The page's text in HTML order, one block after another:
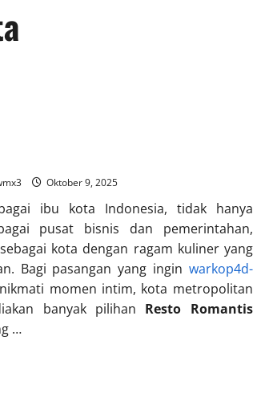
Oktober 9, 2025
ibu kota Indonesia, tidak hanya
pusat bisnis dan pemerintahan,
kota dengan ragam kuliner yang
Bagi pasangan yang ingin warkop4d-
momen intim, kota metropolitan
banyak pilihan Resto Romantis
…